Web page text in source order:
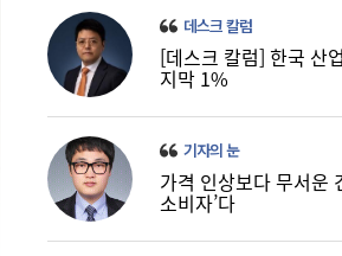
16:21
코스피, 반도체 차익실현에 4%
스닥은 800선 지켜내[마감시황]
데스크 칼럼
[데스크 칼럼] 한국 산
지막 1%
기자의 눈
가격 인상보다 무서운
소비자’다